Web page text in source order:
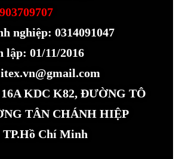
nghiệp: 0314091047
lập: 01/11/2016
KDC K82, ĐƯỜNG TÔ
TÂN CHÁNH HIỆP
TP.Hồ Chí Minh